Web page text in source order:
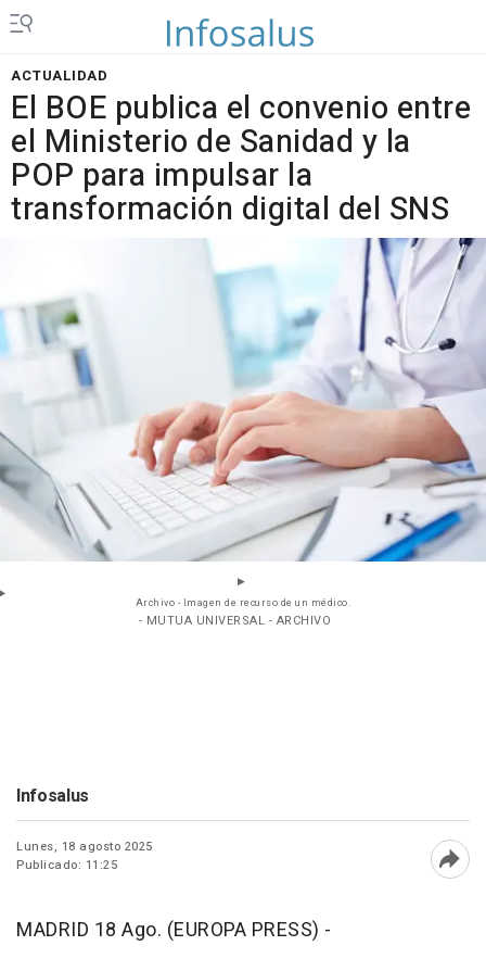
ACTUALIDAD
El BOE publica el convenio entre
el Ministerio de Sanidad y la
POP para impulsar la
transformación digital del SNS
Archivo - Imagen de recurso de un médico.
- MUTUA UNIVERSAL - ARCHIVO
Infosalus
Lunes, 18 agosto 2025
Publicado: 11:25
MADRID 18 Ago. (EUROPA PRESS) -